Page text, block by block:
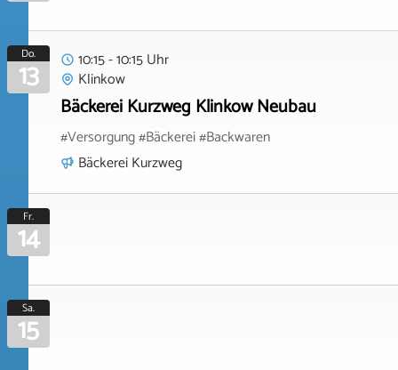
Do.
13
10:15 - 10:15 Uhr
Klinkow
Bäckerei Kurzweg Klinkow Neubau
#Versorgung #Bäckerei #Backwaren
Bäckerei Kurzweg
Fr.
14
Sa.
15